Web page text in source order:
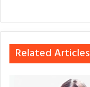
Related Articles